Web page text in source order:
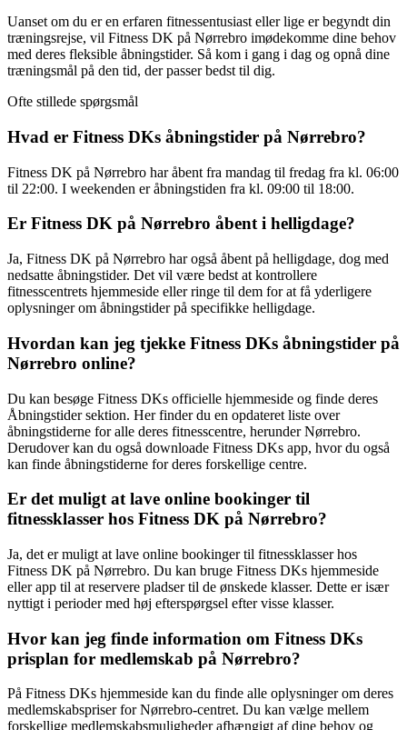
Uanset om du er en erfaren fitnessentusiast eller lige er begyndt din
træningsrejse, vil Fitness DK på Nørrebro imødekomme dine behov
med deres fleksible åbningstider. Så kom i gang i dag og opnå dine
træningsmål på den tid, der passer bedst til dig.
Ofte stillede spørgsmål
Hvad er Fitness DKs åbningstider på Nørrebro?
Fitness DK på Nørrebro har åbent fra mandag til fredag fra kl. 06:00
til 22:00. I weekenden er åbningstiden fra kl. 09:00 til 18:00.
Er Fitness DK på Nørrebro åbent i helligdage?
Ja, Fitness DK på Nørrebro har også åbent på helligdage, dog med
nedsatte åbningstider. Det vil være bedst at kontrollere
fitnesscentrets hjemmeside eller ringe til dem for at få yderligere
oplysninger om åbningstider på specifikke helligdage.
Hvordan kan jeg tjekke Fitness DKs åbningstider på
Nørrebro online?
Du kan besøge Fitness DKs officielle hjemmeside og finde deres
Åbningstider sektion. Her finder du en opdateret liste over
åbningstiderne for alle deres fitnesscentre, herunder Nørrebro.
Derudover kan du også downloade Fitness DKs app, hvor du også
kan finde åbningstiderne for deres forskellige centre.
Er det muligt at lave online bookinger til
fitnessklasser hos Fitness DK på Nørrebro?
Ja, det er muligt at lave online bookinger til fitnessklasser hos
Fitness DK på Nørrebro. Du kan bruge Fitness DKs hjemmeside
eller app til at reservere pladser til de ønskede klasser. Dette er især
nyttigt i perioder med høj efterspørgsel efter visse klasser.
Hvor kan jeg finde information om Fitness DKs
prisplan for medlemskab på Nørrebro?
På Fitness DKs hjemmeside kan du finde alle oplysninger om deres
medlemskabspriser for Nørrebro-centret. Du kan vælge mellem
forskellige medlemskabsmuligheder afhængigt af dine behov og